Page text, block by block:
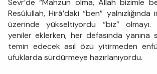
Sevr’de “Mahzun olma, Allah bizimle
Resûlullah, Hirâ’daki “ben”
üzerinde yükseltiyordu “biz” olmayı.
yeniler eklerken, her defasında yanına
temin edecek asıl özü yitirmeden
ufuklarda sürdürmeye hazırlanıyordu.